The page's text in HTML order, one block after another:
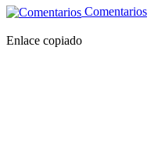
Comentarios
Enlace copiado